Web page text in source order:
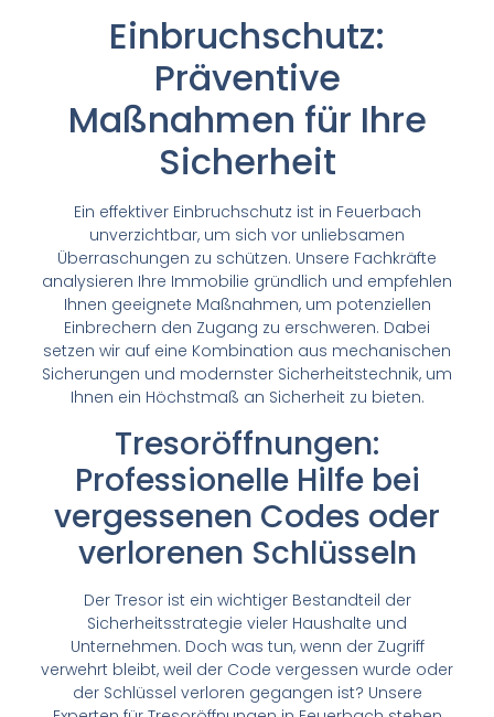
Einbruchschutz:
Präventive
Maßnahmen für Ihre
Sicherheit
Ein effektiver Einbruchschutz ist in Feuerbach
unverzichtbar, um sich vor unliebsamen
Überraschungen zu schützen. Unsere Fachkräfte
analysieren Ihre Immobilie gründlich und empfehlen
Ihnen geeignete Maßnahmen, um potenziellen
Einbrechern den Zugang zu erschweren. Dabei
setzen wir auf eine Kombination aus mechanischen
Sicherungen und modernster Sicherheitstechnik, um
Ihnen ein Höchstmaß an Sicherheit zu bieten.
Tresoröffnungen:
Professionelle Hilfe bei
vergessenen Codes oder
verlorenen Schlüsseln
Der Tresor ist ein wichtiger Bestandteil der
Sicherheitsstrategie vieler Haushalte und
Unternehmen. Doch was tun, wenn der Zugriff
verwehrt bleibt, weil der Code vergessen wurde oder
der Schlüssel verloren gegangen ist? Unsere